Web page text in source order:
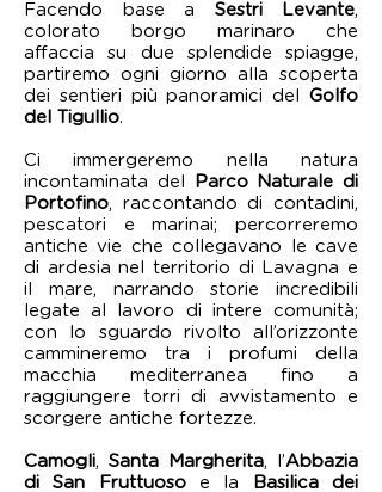
Facendo base a Sestri Levante,
colorato borgo marinaro che
affaccia su due splendide spiagge,
partiremo ogni giorno alla scoperta
dei sentieri più panoramici del Golfo
del Tigullio.
Ci immergeremo nella natura
incontaminata del Parco Naturale di
Portofino, raccontando di contadini,
pescatori e marinai; percorreremo
antiche vie che collegavano le cave
di ardesia nel territorio di Lavagna e
il mare, narrando storie incredibili
legate al lavoro di intere comunità;
con lo sguardo rivolto all’orizzonte
cammineremo tra i profumi della
macchia mediterranea fino a
raggiungere torri di avvistamento e
scorgere antiche fortezze.
Camogli, Santa Margherita, l’Abbazia
di San Fruttuosoe la Basilica dei